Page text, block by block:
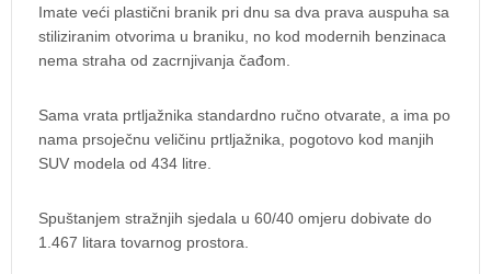
Imate veći plastični branik pri dnu sa dva prava auspuha sa
stiliziranim otvorima u braniku, no kod modernih benzinaca
nema straha od zacrnjivanja čađom.
Sama vrata prtljažnika standardno ručno otvarate, a ima po
nama prsoječnu veličinu prtljažnika, pogotovo kod manjih
SUV modela od 434 litre.
Spuštanjem stražnjih sjedala u 60/40 omjeru dobivate do
1.467 litara tovarnog prostora.